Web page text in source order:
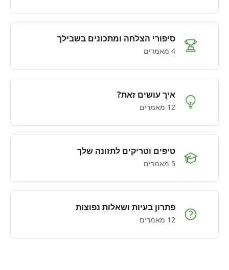
סיפורי הצלחה ומתכונים בשבילך
4 מאמרים
איך עושים זאת?
12 מאמרים
טיפים וטריקים לתזונה שלך
5 מאמרים
פתרון בעיות ושאלות נפוצות
12 מאמרים